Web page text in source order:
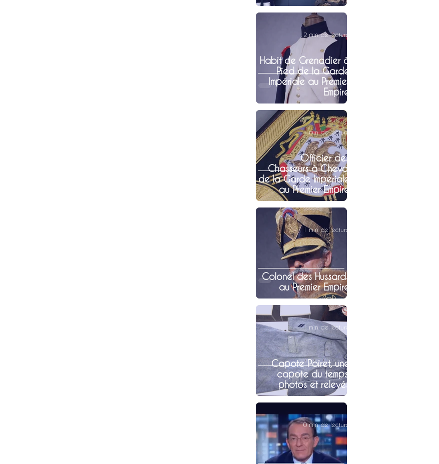
Habit de Grenadier à
Pied de la Garde
Impériale au Premier
Empire
2 min de lecture
Officier des
Chasseurs à Cheval
de la Garde Impériale
au Premier Empire
1 min de lecture
Colonel des Hussards
au Premier Empire
1 min de lecture
Capote Poiret, une
capote du temps,
photos et relevés
1 min de lecture
0 min de lecture